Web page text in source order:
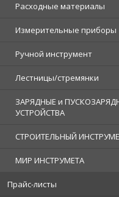
Расходные материалы
Измерительные приборы
Ручной инструмент
Лестницы/стремянки
ЗАРЯДНЫЕ и
УСТРОЙСТВА
СТРОИТЕЛЬНЫЙ
МИР ИНСТРУМЕТА
Прайс-листы